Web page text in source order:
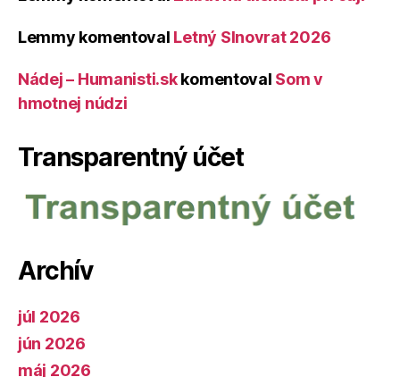
Lemmy komentoval Letný Slnovrat 2026
Nádej – Humanisti.skkomentoval Som v
hmotnej núdzi
Transparentný účet
Archív
júl 2026
jún 2026
máj 2026